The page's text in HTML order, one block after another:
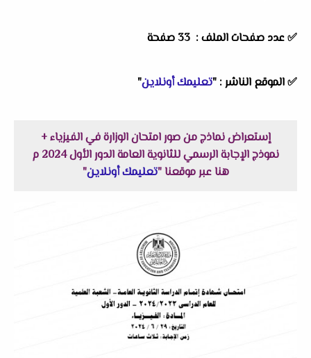
✅ عدد صفحات الملف : 33 صفحة
✅الموقع الناشر : "تعليمك أونلاين"
إستعراض نماذج من صور امتحان الوزارة في الفيزياء +
نموذج الإجابة الرسمي للثانوية العامة الدور الأول 2024 م
هنا عبر موقعنا "تعليمك أونلاين"